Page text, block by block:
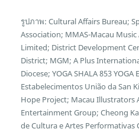
รูปภาพ: Cultural Affairs Bureau;
Association; MMAS-Macau
Limited; District Development
District; MGM; A Plus
Diocese; YOGA SHALA 853
Estabelecimentos União da San
Hope Project; Macau Illustrators
Entertainment Group; Cheong
de Cultura e Artes Performativas